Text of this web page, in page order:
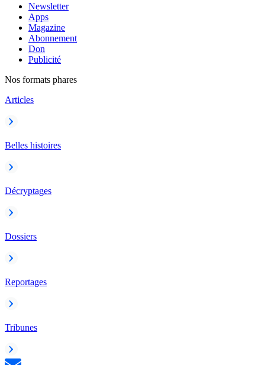
Newsletter
Apps
Magazine
Abonnement
Don
Publicité
Nos formats phares
Articles
Belles histoires
Décryptages
Dossiers
Reportages
Tribunes